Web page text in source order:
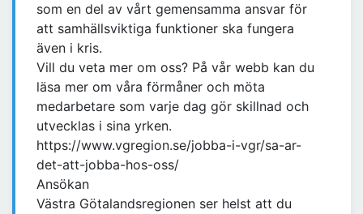
som en del av vårt gemensamma ansvar för
att samhällsviktiga funktioner ska fungera
även i kris.
Vill du veta mer om oss? På vår webb kan du
läsa mer om våra förmåner och möta
medarbetare som varje dag gör skillnad och
utvecklas i sina yrken.
https://www.vgregion.se/jobba-i-vgr/sa-ar-
det-att-jobba-hos-oss/
Ansökan
Västra Götalandsregionen ser helst att du